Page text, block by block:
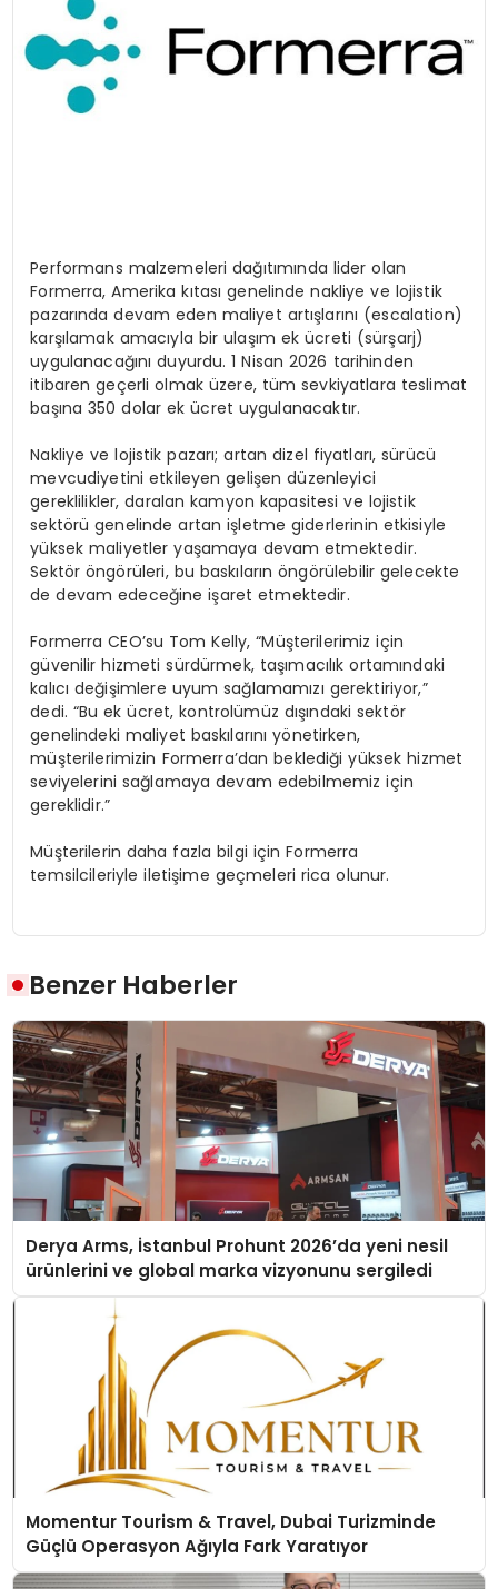
Performans malzemeleri dağıtımında lider olan
Formerra, Amerika kıtası genelinde nakliye ve lojistik
pazarında devam eden maliyet artışlarını (escalation)
karşılamak amacıyla bir ulaşım ek ücreti (sürşarj)
uygulanacağını duyurdu. 1 Nisan 2026 tarihinden
itibaren geçerli olmak üzere, tüm sevkiyatlara teslimat
başına 350 dolar ek ücret uygulanacaktır.
Nakliye ve lojistik pazarı; artan dizel fiyatları, sürücü
mevcudiyetini etkileyen gelişen düzenleyici
gereklilikler, daralan kamyon kapasitesi ve lojistik
sektörü genelinde artan işletme giderlerinin etkisiyle
yüksek maliyetler yaşamaya devam etmektedir.
Sektör öngörüleri, bu baskıların öngörülebilir gelecekte
de devam edeceğine işaret etmektedir.
Formerra CEO’su Tom Kelly, “Müşterilerimiz için
güvenilir hizmeti sürdürmek, taşımacılık ortamındaki
kalıcı değişimlere uyum sağlamamızı gerektiriyor,”
dedi. “Bu ek ücret, kontrolümüz dışındaki sektör
genelindeki maliyet baskılarını yönetirken,
müşterilerimizin Formerra’dan beklediği yüksek hizmet
seviyelerini sağlamaya devam edebilmemiz için
gereklidir.”
Müşterilerin daha fazla bilgi için Formerra
temsilcileriyle iletişime geçmeleri rica olunur.
Benzer Haberler
Derya Arms, İstanbul Prohunt 2026’da yeni nesil
ürünlerini ve global marka vizyonunu sergiledi
Momentur Tourism & Travel, Dubai Turizminde
Güçlü Operasyon Ağıyla Fark Yaratıyor